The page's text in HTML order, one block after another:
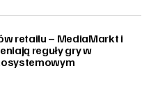
retailu – MediaMarkt i
reguły gry w